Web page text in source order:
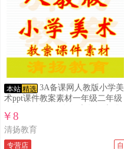
本站 精选 3A备课网人教版小学美
术ppt课件教案素材一年级二年级
下册备课资料打包下载
￥8
清扬教育
专营店 自